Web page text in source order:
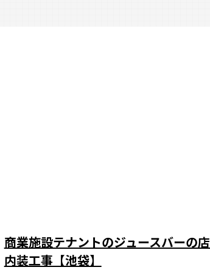
商業施設テナントのジュースバーの
内装工事【池袋】